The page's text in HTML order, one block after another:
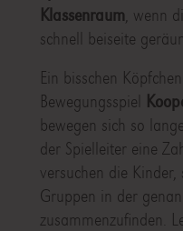
Klassenraum , wenn
schnell beiseite
Ein bisschen
Bewegungsspiel
bewegen sich so
der Spielleiter eine
versuchen die
Gruppen in der
zusammenzufinden.